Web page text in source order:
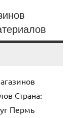
Страна:
Пермь